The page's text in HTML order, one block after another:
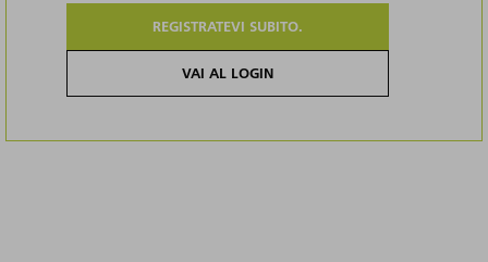
REGISTRATEVI SUBITO.
VAI AL LOGIN